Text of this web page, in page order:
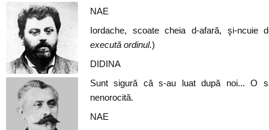
NAE
Iordache, scoate cheia d-afară, şi-ncuie
execută ordinul.)
DIDINA
Sunt sigură că s-au luat după noi... O
nenorocită.
NAE